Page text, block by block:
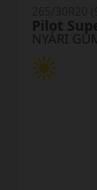
NYÁRI
Pilot